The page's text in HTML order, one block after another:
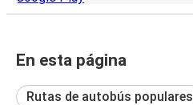
En esta página
Rutas de autobús populares